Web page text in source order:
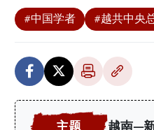
#中国学者 #越共中央
越南—